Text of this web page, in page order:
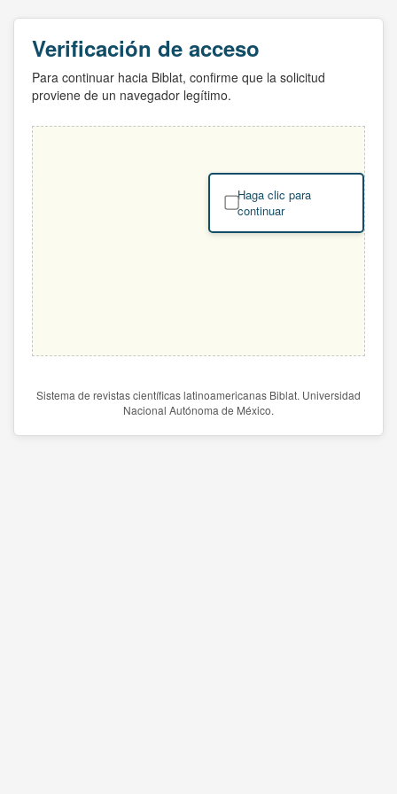
Verificación de acceso
Para continuar hacia Biblat, confirme que la solicitud
proviene de un navegador legítimo.
Haga clic para
continuar
Sistema de revistas científicas latinoamericanas Biblat. Universidad
Nacional Autónoma de México.